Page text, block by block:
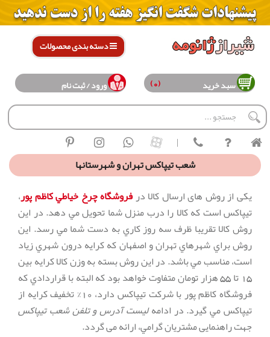
دسته بندی محصولات
سبد خرید (0) ورود / ثبت نام
|
شعب تيپاكس تهران و شهرستانها
یکی از روش های ارسال کالا درفروشگاه چرخ خياطي كاظم پور،
تیپاکس است که كالا را درب منزل شما تحويل مي دهد. در اين
روش كالا تقريبا ظرف سه روز كاري به دست شما مي رسد. اين
روش براي شهرهاي تهران و اصفهان كه كرايه درون شهري زياد
است، مناسب مي باشد. در اين روش بسته به وزن كالا كرايه بين
15 تا 55 هزار تومان متفاوت خواهد بود كه البته با قراردادي كه
فروشگاه كاظم پور با شركت تيپاكس دارد، 10% تخفيف كرايه از
تيپاكس مي گيرد. در ادامهلیست آدرس و تلفن شعب تیپاکس
جهت راهنمایی مشتریان گرامي، ارائه می گردد.